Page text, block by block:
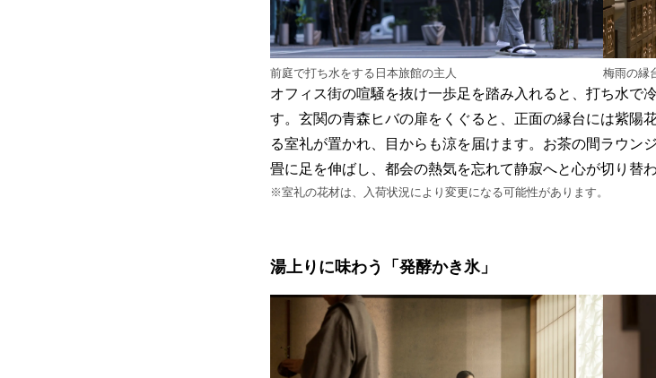
前庭で打ち水をする日本旅館の主人 梅雨の縁
オフィス街の喧騒を抜け一歩足を踏み入れると、打ち水で
す。玄関の青森ヒバの扉をくぐると、正面の縁台には紫陽
る室礼が置かれ、目からも涼を届けます。お茶の間ラウン
畳に足を伸ばし、都会の熱気を忘れて静寂へと心が切り替
※室礼の花材は、入荷状況により変更になる可能性があります。
湯上りに味わう「発酵かき氷」